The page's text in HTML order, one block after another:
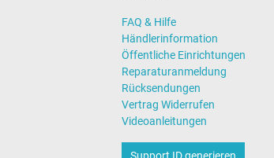
FAQ & Hilfe
Händlerinformation
Öffentliche Einrichtungen
Reparaturanmeldung
Rücksendungen
Vertrag Widerrufen
Videoanleitungen